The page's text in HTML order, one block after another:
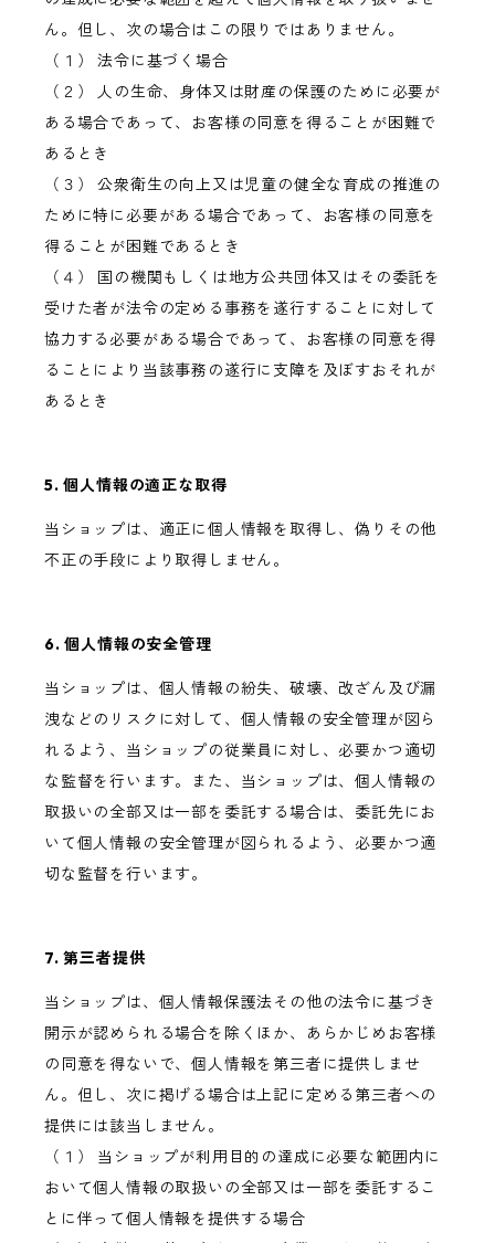
ん。但し、次の場合はこの限りではありません。
（１） 法令に基づく場合
（２） 人の生命、身体又は財産の保護のために必要が
ある場合であって、お客様の同意を得ることが困難で
あるとき
（３） 公衆衛生の向上又は児童の健全な育成の推進の
ために特に必要がある場合であって、お客様の同意を
得ることが困難であるとき
（４） 国の機関もしくは地方公共団体又はその委託を
受けた者が法令の定める事務を遂行することに対して
協力する必要がある場合であって、お客様の同意を得
ることにより当該事務の遂行に支障を及ぼすおそれが
あるとき
5. 個人情報の適正な取得
当ショップは、適正に個人情報を取得し、偽りその他
不正の手段により取得しません。
6. 個人情報の安全管理
当ショップは、個人情報の紛失、破壊、改ざん及び漏
洩などのリスクに対して、個人情報の安全管理が図ら
れるよう、当ショップの従業員に対し、必要かつ適切
な監督を行います。また、当ショップは、個人情報の
取扱いの全部又は一部を委託する場合は、委託先にお
いて個人情報の安全管理が図られるよう、必要かつ適
切な監督を行います。
7. 第三者提供
当ショップは、個人情報保護法その他の法令に基づき
開示が認められる場合を除くほか、あらかじめお客様
の同意を得ないで、個人情報を第三者に提供しませ
ん。但し、次に掲げる場合は上記に定める第三者への
提供には該当しません。
（１） 当ショップが利用目的の達成に必要な範囲内に
おいて個人情報の取扱いの全部又は一部を委託するこ
とに伴って個人情報を提供する場合